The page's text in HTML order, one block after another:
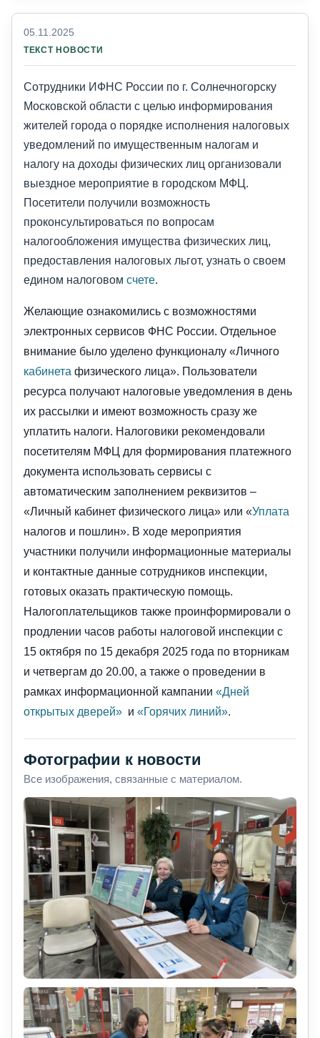
05.11.2025
ТЕКСТ НОВОСТИ
Сотрудники ИФНС России по г. Солнечногорску
Московской области с целью информирования
жителей города о порядке исполнения налоговых
уведомлений по имущественным налогам и
налогу на доходы физических лиц организовали
выездное мероприятие в городском МФЦ.
Посетители получили возможность
проконсультироваться по вопросам
налогообложения имущества физических лиц,
предоставления налоговых льгот, узнать о своем
едином налоговом счете.
Желающие ознакомились с возможностями
электронных сервисов ФНС России. Отдельное
внимание было уделено функционалу «Личного
кабинета физического лица». Пользователи
ресурса получают налоговые уведомления в день
их рассылки и имеют возможность сразу же
уплатить налоги. Налоговики рекомендовали
посетителям МФЦ для формирования платежного
документа использовать сервисы с
автоматическим заполнением реквизитов –
«Личный кабинет физического лица» или «Уплата
налогов и пошлин». В ходе мероприятия
участники получили информационные материалы
и контактные данные сотрудников инспекции,
готовых оказать практическую помощь.
Налогоплательщиков также проинформировали о
продлении часов работы налоговой инспекции с
15 октября по 15 декабря 2025 года по вторникам
и четвергам до 20.00, а также о проведении в
рамках информационной кампании «Дней
открытых дверей» и «Горячих линий».
Фотографии к новости
Все изображения, связанные с материалом.